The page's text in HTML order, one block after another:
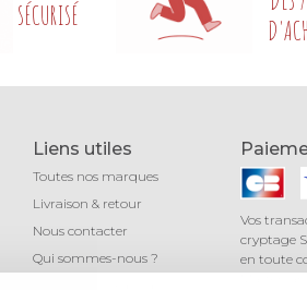
SÉCURISÉ
Liens utiles
Toutes nos marques
Livraison & retour
Nous contacter
Qui sommes-nous ?
Vos
cryptage
en toute